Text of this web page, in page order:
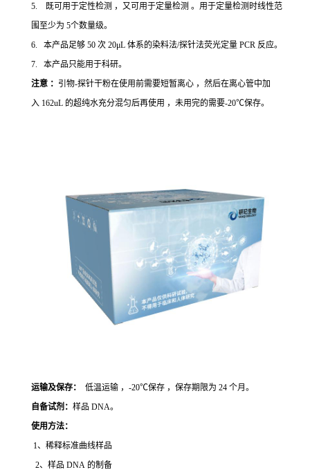
5. 既可用于定性检测 ，又可用于定量检测 。用于定量检测时线性范
围至少为 5个数量级。
6. 本产品足够 50 次 20μL 体系的染料法/探针法荧光定量 PCR 反应。
7. 本产品只能用于科研。
注意 ： 引物-探针干粉在使用前需要短暂离心 ，然后在离心管中加
入 162uL 的超纯水充分混匀后再使用 ，未用完的需要-20℃保存。
运输及保存：
低温运输 ，-20℃保存 ，保存期限为 24 个月。
自备试剂： 样品 DNA。
使用方法：
1、稀释标准曲线样品
2、样品 DNA 的制备